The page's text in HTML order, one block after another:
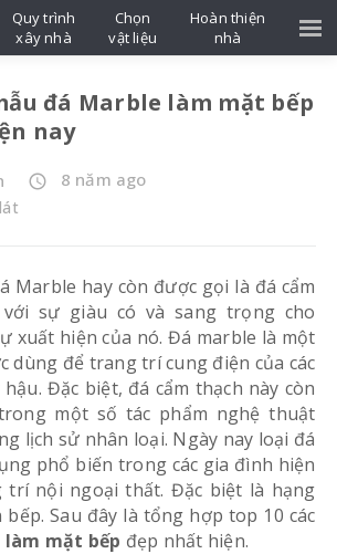
đá Marble làm mặt bếp
nay
access_time 8 năm ago
Marble hay còn được gọi là đá cẩm
sự giàu có và sang trọng cho
xuất hiện của nó. Đá marble là một
dùng để trang trí cung điện của các
Đặc biệt, đá cẩm thạch này còn
một số tác phẩm nghệ thuật
lịch sử nhân loại. Ngày nay loại đá
phổ biến trong các gia đình hiện
trí nội ngoại thất. Đặc biệt là hạng
Sau đây là tổng hợp top 10 các
mặt bếp đẹp nhất hiện.
Quy trình
xây nhà
Chọn
vật liệu
Hoàn thiện
nhà